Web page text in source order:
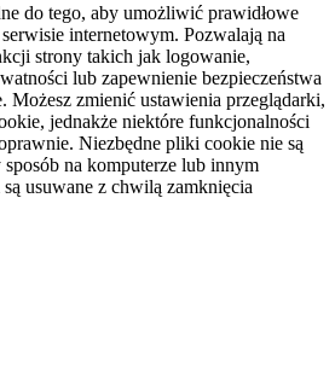
do tego, aby umożliwić prawidłowe
internetowym. Pozwalają na
strony takich jak logowanie,
lub zapewnienie bezpieczeństwa
Możesz zmienić ustawienia przeglądarki,
jednakże niektóre funkcjonalności
Niezbędne pliki cookie nie są
na komputerze lub innym
usuwane z chwilą zamknięcia